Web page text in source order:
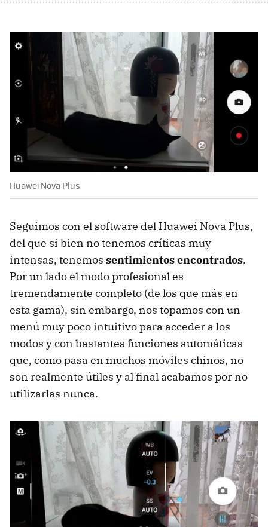
Huawei Nova Plus
Seguimos con el software del Huawei Nova Plus,
del que si bien no tenemos críticas muy
intensas, tenemos sentimientos encontrados.
Por un lado el modo profesional es
tremendamente completo (de los que más en
esta gama), sin embargo, nos topamos con un
menú muy poco intuitivo para acceder a los
modos y con bastantes funciones automáticas
que, como pasa en muchos móviles chinos, no
son realmente útiles y al final acabamos por no
utilizarlas nunca.